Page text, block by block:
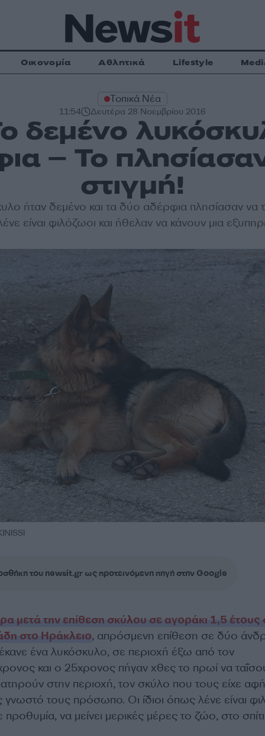
Οικονομία Αθλητικά Lifestyle
Τοπικά Νέα
11:54 Δευτέρα 28 Νοεμβρίου 2016
δεμένο
– Το
στιγμή!
ήταν δεμένο και τα δύο αδέρφια πλησίασαν να
είναι φιλόζωοι και ήθελαν να κάνουν μια
του newsit.gr ως προτεινόμενη πηγή στην Google
μετά την επίθεση σκύλου σε αγοράκι 1,5 έτους
στο Ηράκλειο, απρόσμενη επίθεση σε δύο
ένα λυκόσκυλο, σε περιοχή έξω από τον
και ο 25χρονος πήγαν χθες το πρωί να
στην περιοχή, τον σκύλο που τους είχε
τους πρόσωπο. Οι ίδιοι όπως λένε είναι
να μείνει μερικές μέρες το ζώο, στο